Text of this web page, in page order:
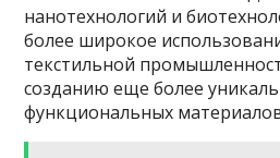
нанотехнологий и
более широкое
текстильной
созданию еще более
функциональных